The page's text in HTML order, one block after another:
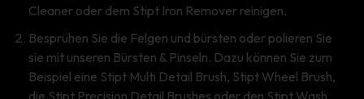
Cleaner oder dem Stipt Iron Remover reinigen.
Besprühen Sie die Felgen und bürsten oder polieren Sie
sie mit unseren Bürsten & Pinseln. Dazu können Sie zum
Beispiel eine Stipt Multi Detail Brush, Stipt Wheel Brush,
die Stipt Precision Detail Brushes oder den Stipt Wash